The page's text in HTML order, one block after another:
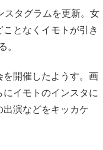
タグラムを更新。女
となくイモトが引き
。
開催したようす。画
イモトのインスタに
演などをキッカケ